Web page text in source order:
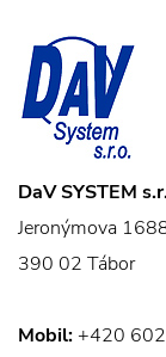
DaV SYSTEM
Jeronýmova
390 02 Tábor
Mobil: +420